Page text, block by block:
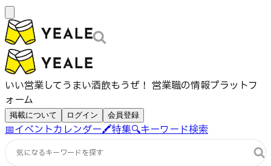
いい営業してうまい酒飲もうぜ！ 営業職の情報プラットフ
ォーム
掲載について ログイン 会員登録
📅イベントカレンダー🖍️特集🔍キーワード検索
気になるキーワードを探す